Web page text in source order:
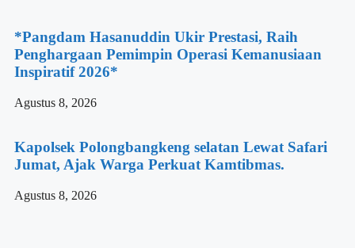
*Pangdam Hasanuddin Ukir Prestasi, Raih
Penghargaan Pemimpin Operasi Kemanusiaan
Inspiratif 2026*
Agustus 8, 2026
Kapolsek Polongbangkeng selatan Lewat Safari
Jumat, Ajak Warga Perkuat Kamtibmas.
Agustus 8, 2026